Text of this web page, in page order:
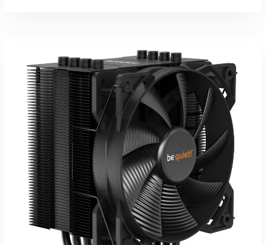
inkl. 19 % MwSt.
zzgl.
Versandkosten
Lieferzeit:1-3 Werktage
IN DEN WARENKORB